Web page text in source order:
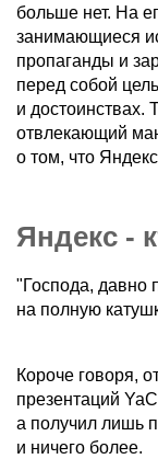
больше нет. На
занимающиеся
пропаганды и
перед собой
и достоинствах.
отвлекающий
о том, что
Яндекс -
"Господа, давно
на полную
Короче говоря,
презентаций
а получил лишь
и ничего более.